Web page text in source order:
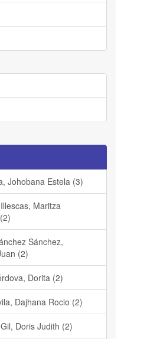
Johobana Estela (3)
Maritza
Sánchez,
(2)
Dorita (2)
Dajhana Rocio (2)
Doris Judith (2)